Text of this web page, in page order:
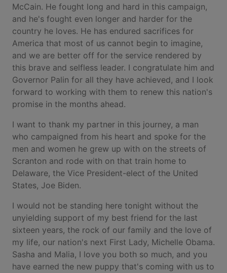
McCain. He fought long and hard in this campaign,
and he's fought even longer and harder for the
country he loves. He has endured sacrifices for
America that most of us cannot begin to imagine,
and we are better off for the service rendered by
this brave and selfless leader. I congratulate him and
Governor Palin for all they have achieved, and I look
forward to working with them to renew this nation's
promise in the months ahead.
I want to thank my partner in this journey, a man
who campaigned from his heart and spoke for the
men and women he grew up with on the streets of
Scranton and rode with on that train home to
Delaware, the Vice President-elect of the United
States, Joe Biden.
I would not be standing here tonight without the
unyielding support of my best friend for the last
sixteen years, the rock of our family and the love of
my life, our nation's next First Lady, Michelle Obama.
Sasha and Malia, I love you both so much, and you
have earned the new puppy that's coming with us to